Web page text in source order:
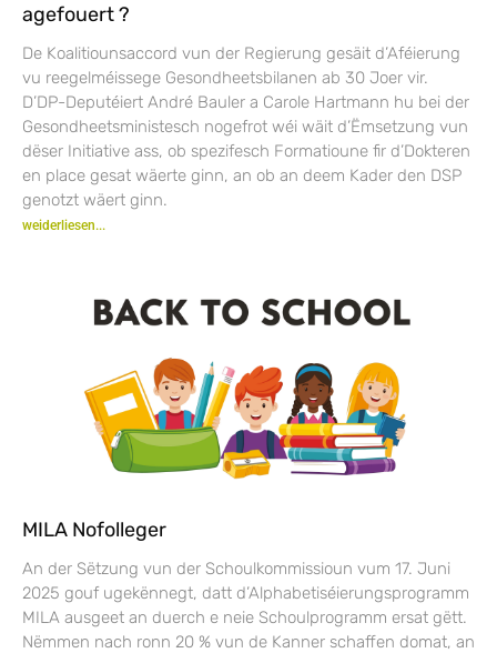
agefouert ?
De Koalitiounsaccord vun der Regierung gesäit d’Aféierung
vu reegelméissege Gesondheetsbilanen ab 30 Joer vir.
D’DP-Deputéiert André Bauler a Carole Hartmann hu bei der
Gesondheetsministesch nogefrot wéi wäit d’Ëmsetzung vun
dëser Initiative ass, ob spezifesch Formatioune fir d’Dokteren
en place gesat wäerte ginn, an ob an deem Kader den DSP
genotzt wäert ginn.
weiderliesen...
MILA Nofolleger
An der Sëtzung vun der Schoulkommissioun vum 17. Juni
2025 gouf ugekënnegt, datt d’Alphabetiséierungsprogramm
MILA ausgeet an duerch e neie Schoulprogramm ersat gëtt.
Nëmmen nach ronn 20 % vun de Kanner schaffen domat, an